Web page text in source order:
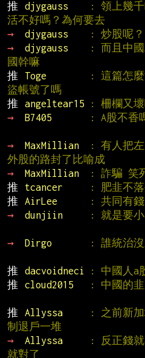
推
djygauss
: 領上幾千
活不好嗎？為何要去
→
djygauss : 炒股呢？
→
djygauss
: 而且中
國幹嘛
推
Toge
: 這篇怎麼
盜帳號了嗎
推
angeltear15 : 柵欄又
→
B7405
: A股不香
→
MaxMillian
: 有人把左
外股的路封了比喻成
→
MaxMillian : 詐騙 笑
推
tcancer : 肥韭不落
推
AirLee : 共同有錢
→
dunjiin
: 就是要
→
Dirgo
: 誰統治
推
dacvoidneci : 中國人a
推
cloud2015
: 中國的韭
推
Allyssa
: 之前新加
制退戶一堆
→
Allyssa
: 反正錢就
就對了